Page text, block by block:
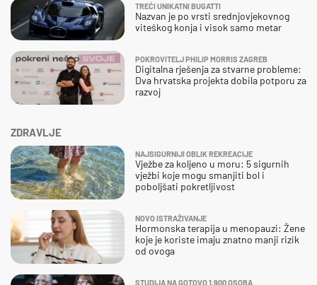
ZDRAVLJE
NAJSIGURNIJI OBLIK REKREACIJE
Vježbe za koljeno u moru: 5 sigurnih
vježbi koje mogu smanjiti bol i
poboljšati pokretljivost
NOVO ISTRAŽIVANJE
Hormonska terapija u menopauzi: Žene
koje je koriste imaju znatno manji rizik
od ovoga
STUDIJA NA GOTOVO 1.900 OSOBA
TREĆI UNIKATNI BUGATTI
Nazvan je po vrsti srednjovjekovnog
viteškog konja i visok samo metar
POKROVITELJ PHILIP MORRIS ZAGREB
Digitalna rješenja za stvarne probleme:
Dva hrvatska projekta dobila potporu za
razvoj